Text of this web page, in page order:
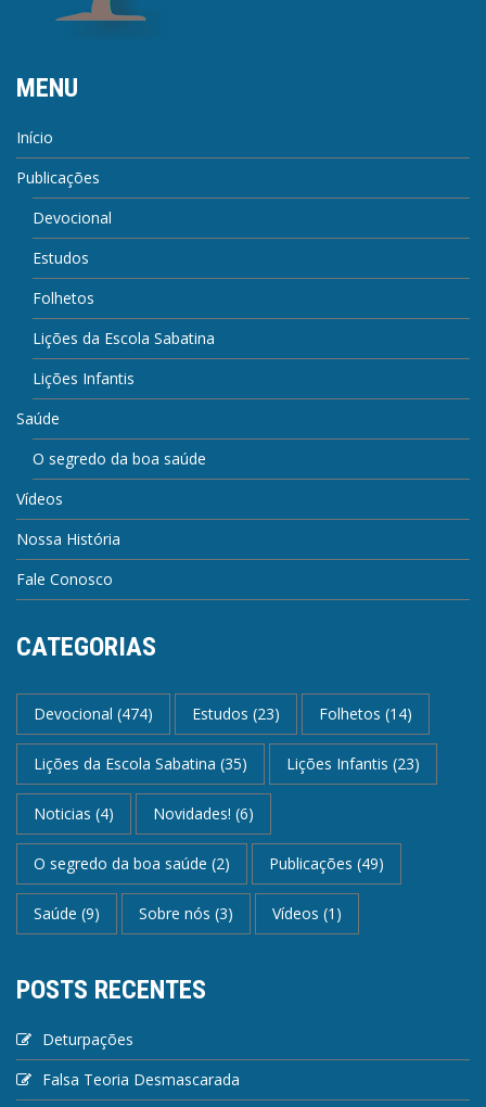
MENU
Início
Publicações
Devocional
Estudos
Folhetos
Lições da Escola Sabatina
Lições Infantis
Saúde
O segredo da boa saúde
Vídeos
Nossa História
Fale Conosco
CATEGORIAS
Devocional (474) Estudos (23) Folhetos (14)
Lições da Escola Sabatina (35) Lições Infantis (23)
Noticias (4) Novidades! (6)
O segredo da boa saúde (2) Publicações (49)
Saúde (9) Sobre nós (3) Vídeos (1)
POSTS RECENTES
Deturpações
Falsa Teoria Desmascarada